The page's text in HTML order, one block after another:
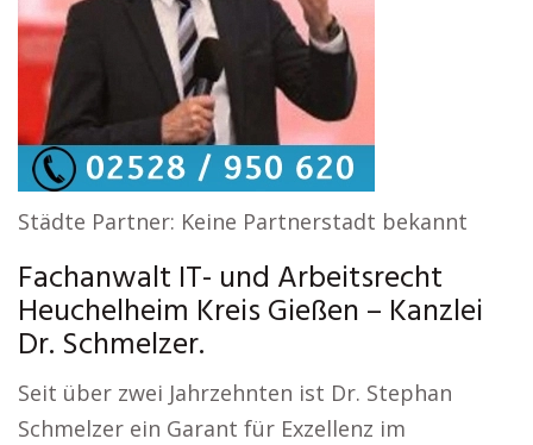
Städte Partner: Keine Partnerstadt bekannt
Fachanwalt IT- und Arbeitsrecht
Heuchelheim Kreis Gießen – Kanzlei
Dr. Schmelzer.
Seit über zwei Jahrzehnten ist Dr. Stephan
Schmelzer ein Garant für Exzellenz im